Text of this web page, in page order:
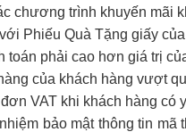
chương trình khuyến mãi
Phiếu Quà Tặng giấy
toán phải cao hơn giá trị
của khách hàng vượt
VAT khi khách hàng có
bảo mật thông tin